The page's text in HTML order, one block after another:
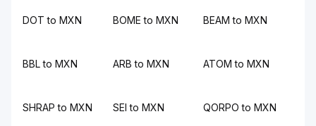
DOT to MXN BOME to MXN BEAM to MXN
BBL to MXN ARB to MXN ATOM to MXN
SHRAP to MXN SEI to MXN QORPO to MXN